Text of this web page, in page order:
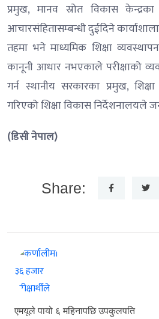
प्रमुख, मानव स्रोत विकास
आचारसंहितासम्बन्धी दुईदिने
तहमा भने माध्यमिक शिक्षा
कानूनी आधार नभएकाले परीक्षाको
गर्न स्थानीय सरकारका प्रमुख,
गरिएको शिक्षा विकास निर्देशनालयले
(डिसी नेपाल)
Share:
एमयूले पायो ६ महिनापछि उपकुलपति